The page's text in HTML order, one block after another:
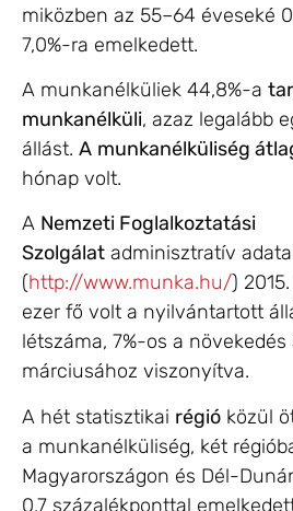
miközben az 55–64 éveseké
7,0%-ra emelkedett.
A munkanélküliek 44,8%-a
munkanélküli, azaz legalább
állást. A munkanélküliség
hónap volt.
A Nemzeti Foglalkoztatási
Szolgálat adminisztratív
(http://www.munka.hu/)
ezer fő volt a nyilvántartott
létszáma, 7%-os a növekedés
márciusához viszonyítva.
A hét statisztikai régió közül
a munkanélküliség, két
Magyarországon és Dél-
0,7 százalékponttal